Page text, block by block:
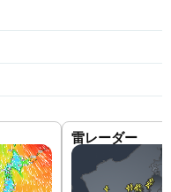
雷レーダー